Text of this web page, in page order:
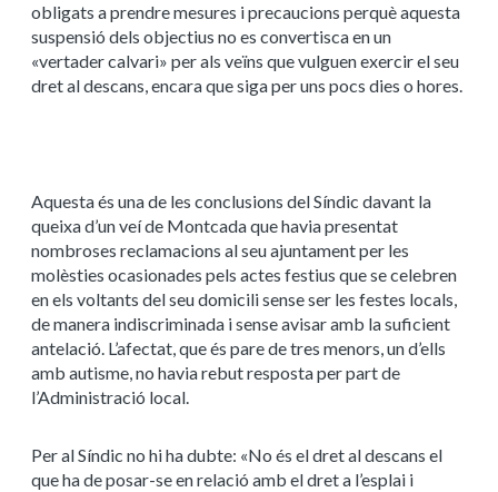
obligats a prendre mesures i precaucions perquè aquesta
suspensió dels objectius no es convertisca en un
«vertader calvari» per als veïns que vulguen exercir el seu
dret al descans, encara que siga per uns pocs dies o hores.
Aquesta és una de les conclusions del Síndic davant la
queixa d’un veí de Montcada que havia presentat
nombroses reclamacions al seu ajuntament per les
molèsties ocasionades pels actes festius que se celebren
en els voltants del seu domicili sense ser les festes locals,
de manera indiscriminada i sense avisar amb la suficient
antelació. L’afectat, que és pare de tres menors, un d’ells
amb autisme, no havia rebut resposta per part de
l’Administració local.
Per al Síndic no hi ha dubte: «No és el dret al descans el
que ha de posar-se en relació amb el dret a l’esplai i